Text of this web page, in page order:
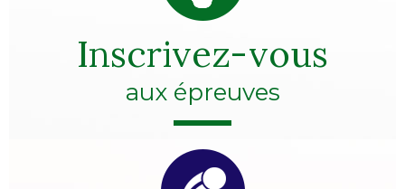
Inscrivez-vous
aux épreuves